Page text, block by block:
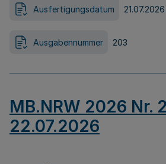
Ausfertigungsdatum 21.07.2026
Ausgabennummer 203
MB.NRW 2026 Nr.
22.07.2026